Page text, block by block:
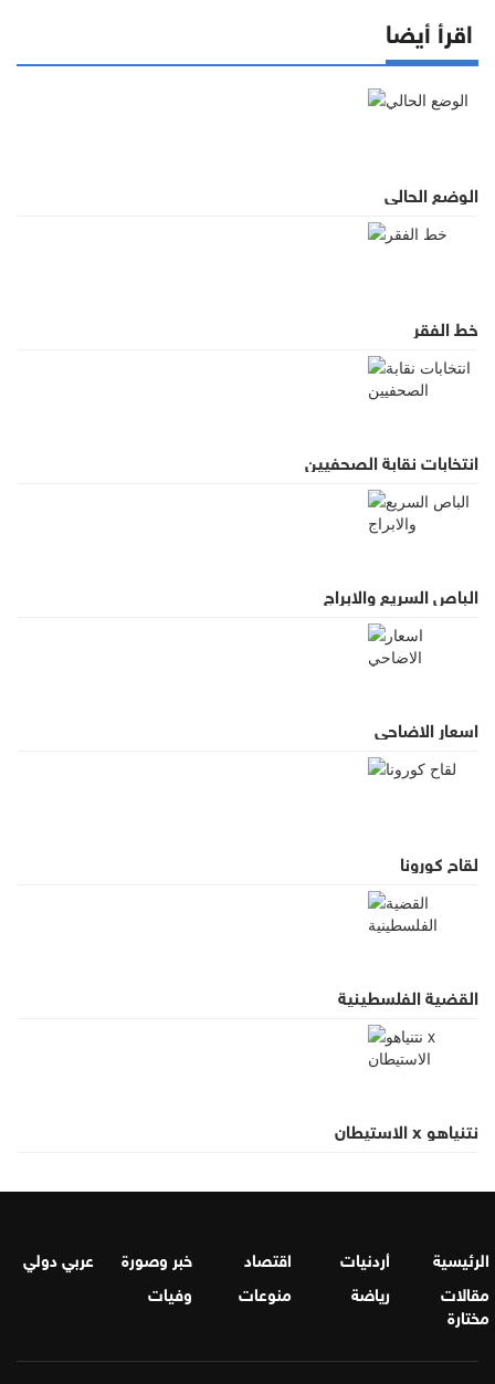
اقرأ أيضا
الوضع الحالي
خط الفقر
انتخابات نقابة الصحفيين
الباص السريع والابراج
اسعار الاضاحي
لقاح كورونا
القضية الفلسطينية
نتنياهو x الاستيطان
الرئيسية أردنيات اقتصاد خبر وصورة
عربي دولي
مقالات
مختارة
رياضة منوعات وفيات